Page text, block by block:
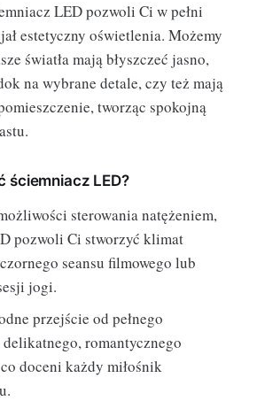
LED pozwoli Ci w pełni
estetyczny oświetlenia. Możemy
światła mają błyszczeć jasno,
na wybrane detale, czy też mają
tworząc spokojną
ściemniacz LED?
sterowania natężeniem,
pozwoli Ci stworzyć klimat
seansu filmowego lub
jogi.
przejście od pełnego
romantycznego
doceni każdy miłośnik